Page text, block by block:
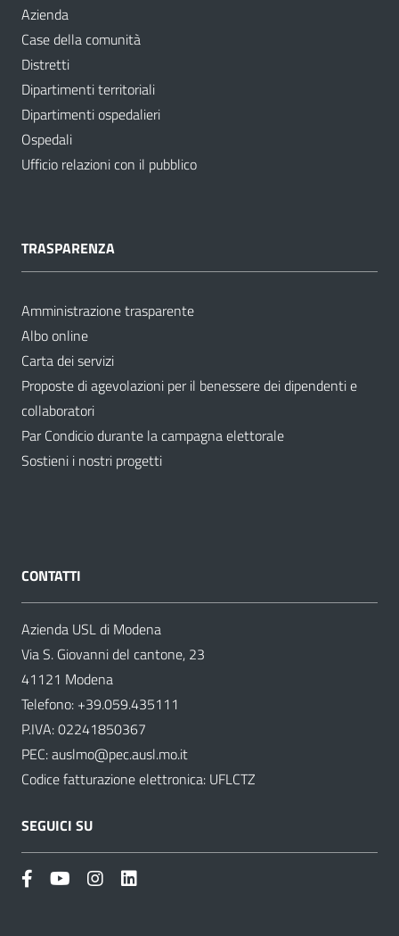
Azienda
Case della comunità
Distretti
Dipartimenti territoriali
Dipartimenti ospedalieri
Ospedali
Ufficio relazioni con il pubblico
TRASPARENZA
Amministrazione trasparente
Albo online
Carta dei servizi
Proposte di agevolazioni per il benessere dei dipendenti e
collaboratori
Par Condicio durante la campagna elettorale
Sostieni i nostri progetti
CONTATTI
Azienda USL di Modena
Via S. Giovanni del cantone, 23
41121 Modena
Telefono: +39.059.435111
P.IVA: 02241850367
PEC:auslmo@pec.ausl.mo.it
Codice fatturazione elettronica: UFLCTZ
SEGUICI SU